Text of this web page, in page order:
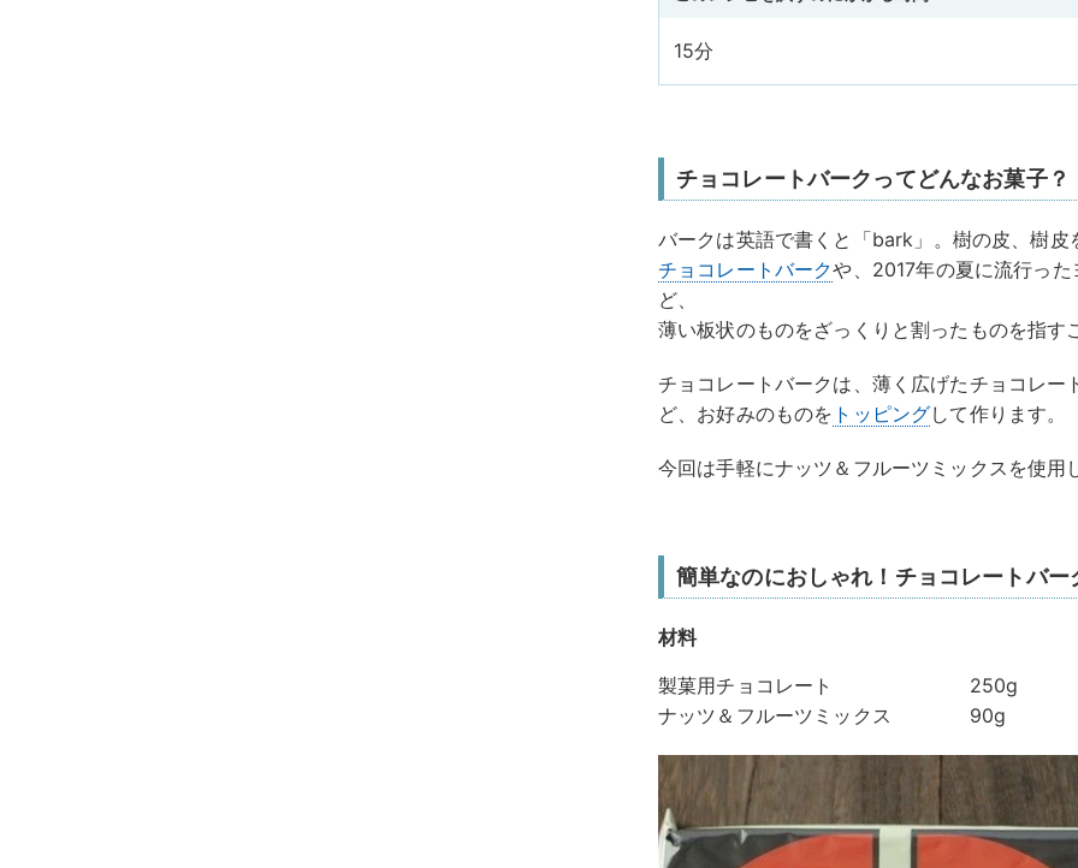
15分
チョコレートバークってどんなお菓子？
バークは英語で書くと「bark」。樹の皮、樹皮
チョコレートバークや、2017年の夏に流行っ
ど、
薄い板状のものをざっくりと割ったものを指す
チョコレートバークは、薄く広げたチョコレー
ど、お好みのものを トッピングして作ります。
今回は手軽にナッツ＆フルーツミックスを使用
簡単なのにおしゃれ！チョコレートバー
材料
製菓用チョコレート 250g
ナッツ＆フルーツミックス 90g